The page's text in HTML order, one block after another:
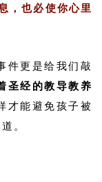
，也必使你心里
件更是给我们敲
圣经的教导教养
才能避免孩子被
。